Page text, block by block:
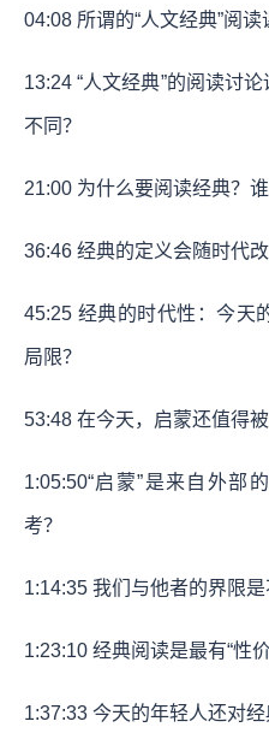
04:08 所谓的“人文经典”阅
13:24 “人文经典”的阅读讨
不同？
21:00 为什么要阅读经典？
36:46 经典的定义会随时代改
45:25 经典的时代性：今天
局限？
53:48 在今天，启蒙还值得被
1:05:50“启蒙”是来自外部
考？
1:14:35 我们与他者的界限是
1:23:10 经典阅读是最有“性
1:37:33 今天的年轻人还对经